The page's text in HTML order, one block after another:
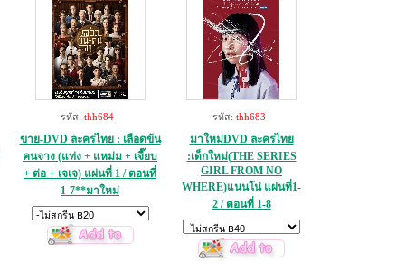
รหัส: thh684
ขาย-DVD ละครไทย : เลือดข้น
คนจาง (แท่ง + แหม่ม + เจี๊ยบ
+ ต่อ + เจเจ) แผ่นที่ 1 / ตอนที่
1-7**มาใหม่
รหัส: thh683
มาใหม่DVD ละครไทย
:เด็กใหม่(THE SERIES
GIRL FROM NO
WHERE)แนนโน่ แผ่นที่1-
2 / ตอนที่ 1-8